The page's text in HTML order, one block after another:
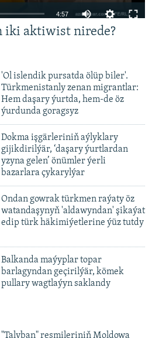
240p 360p 480p
720p 1080p
Auto
480p
720p
'Ol islendik pursatda ölüp biler'.
Türkmenistanly zenan migrantlar:
Hem daşary ýurtda, hem-de öz
ýurdunda goragsyz
Dokma işgärleriniň aýlyklary
gijikdirilýär, ‘daşary ýurtlardan
yzyna gelen’ önümler ýerli
bazarlara çykarylýar
Ondan gowrak türkmen raýaty öz
watandaşynyň 'aldawyndan' şikaýat
Balkanda maýyplar topar
barlagyndan geçirilýär, kömek